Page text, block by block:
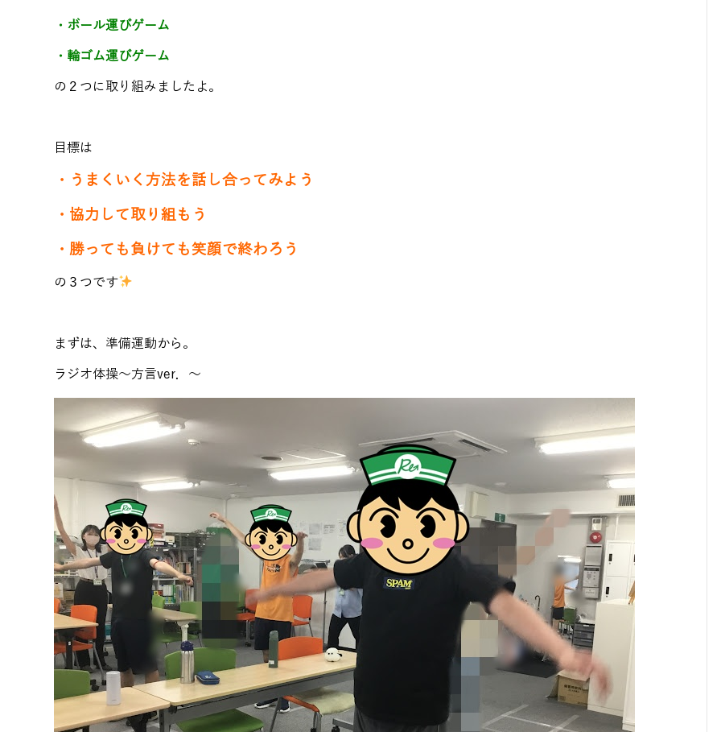
・ボール運びゲーム
・輪ゴム運びゲーム
の２つに取り組みましたよ。
目標は
・うまくいく方法を話し合ってみよう
・協力して取り組もう
・勝っても負けても笑顔で終わろう
の３つです
まずは、準備運動から。
ラジオ体操～方言ver．～